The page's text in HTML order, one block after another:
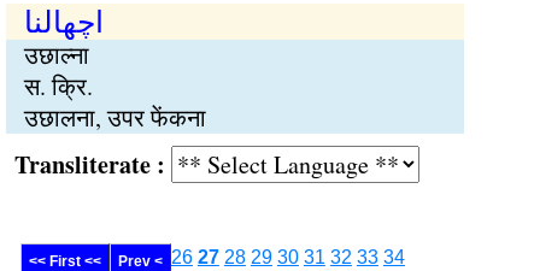
اچھالنا
उछाल्ना
स. क्रि.
उछालना, उपर फेंकना
:
<< First << Prev < 26 27 28 29 30 31 32 33 34